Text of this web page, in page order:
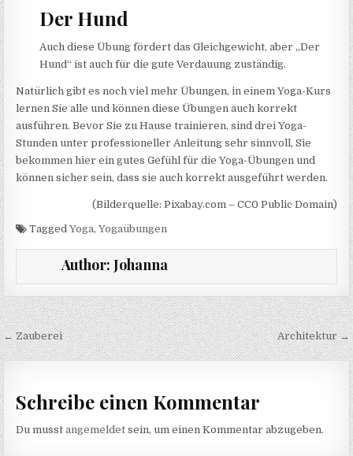
Der Hund
Auch diese Übung fördert das Gleichgewicht, aber „Der
Hund“ ist auch für die gute Verdauung zuständig.
Natürlich gibt es noch viel mehr Übungen, in einem Yoga-Kurs
lernen Sie alle und können diese Übungen auch korrekt
ausführen. Bevor Sie zu Hause trainieren, sind drei Yoga-
Stunden unter professioneller Anleitung sehr sinnvoll, Sie
bekommen hier ein gutes Gefühl für die Yoga-Übungen und
können sicher sein, dass sie auch korrekt ausgeführt werden.
(Bilderquelle: Pixabay.com – CC0 Public Domain)
TaggedYoga,Yogaübungen
Author: Johanna
Beitragsnavigation
← Zauberei Architektur →
Schreibe einen Kommentar
Du musstangemeldet sein, um einen Kommentar abzugeben.